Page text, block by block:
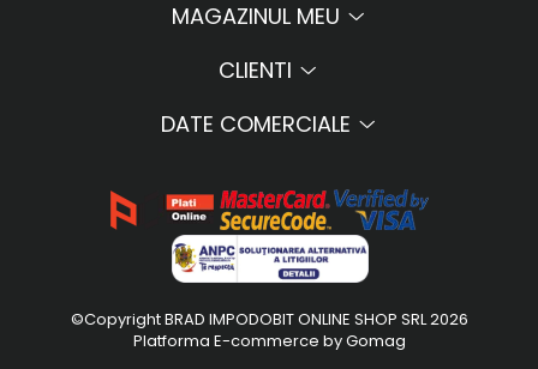
MAGAZINUL MEU
CLIENTI
DATE COMERCIALE
©Copyright BRAD IMPODOBIT ONLINE SHOP SRL 2026
Platforma E-commerce by Gomag